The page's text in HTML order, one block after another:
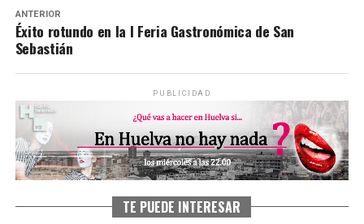
ANTERIOR
Éxito rotundo en la I Feria Gastronómica de San
Sebastián
PUBLICIDAD
TE PUEDE INTERESAR